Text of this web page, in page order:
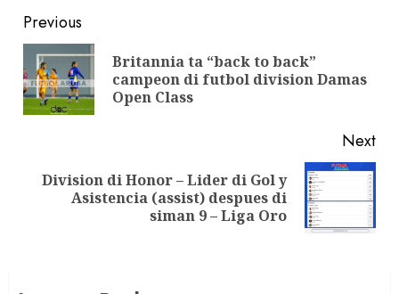
Previous
Britannia ta “back to back”
campeon di futbol division Damas
Open Class
Next
Division di Honor – Lider di Gol y
Asistencia (assist) despues di
siman 9 – Liga Oro